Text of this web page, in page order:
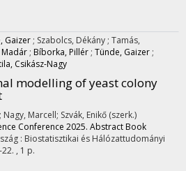
Gaizer ; Szabolcs, Dékány ; Tamás,
Madár ; Bíborka, Pillér ; Tünde, Gaizer ;
Csikász-Nagy
modelling of yeast colony
Marcell; Szvák, Enikő (szerk.)
Conference 2025. Abstract Book
: Biostatisztikai és Hálózattudományi
, 1 p.